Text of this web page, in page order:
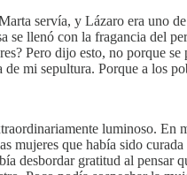
servía, y Lázaro era uno
se llenó con la fragancia del
Pero dijo esto, no porque
mi sepultura. Porque a los
luminoso. En
mujeres que había sido
desbordar gratitud al pensar